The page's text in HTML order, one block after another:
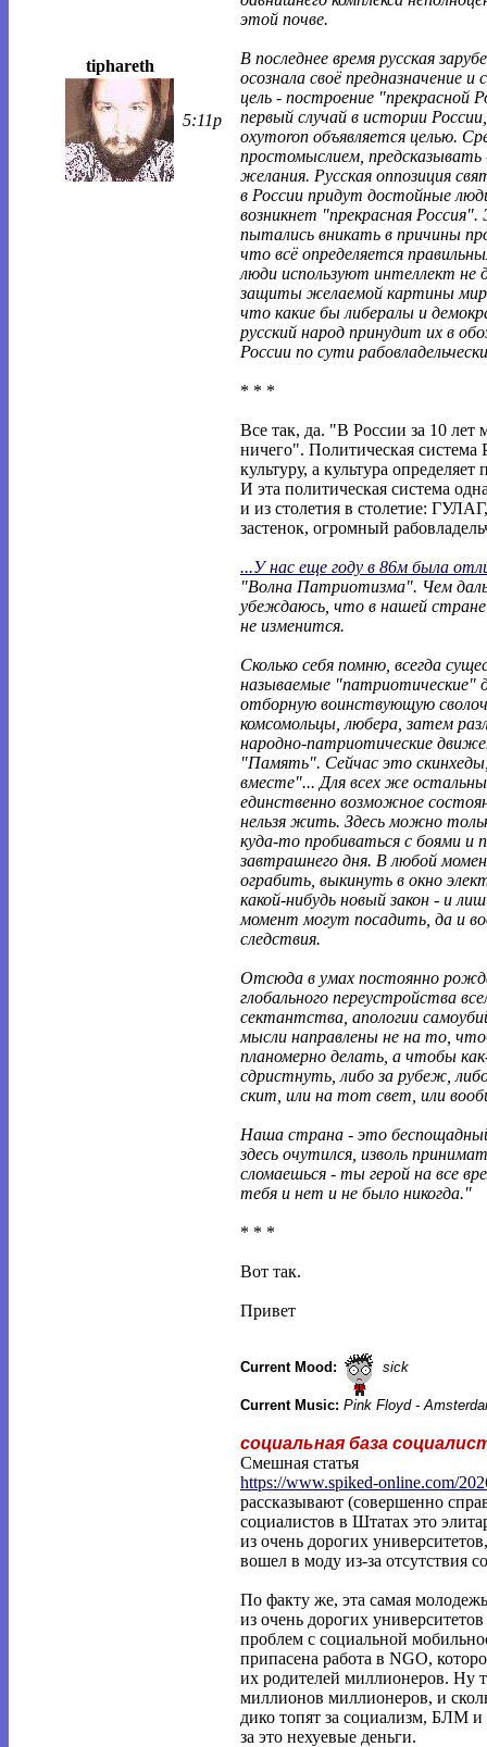
tiphareth
5:11p
этой почве.
В последнее время русская
осознала своё предназначение и
цель - построение "прекрасной
первый случай в истории России,
oxymoron объявляется целью.
простомыслием, предсказывать
желания. Русская оппозиция
в России придут достойные
возникнет "прекрасная
пытались вникать в причины
что всё определяется
люди используют интеллект не
защиты желаемой картины
что какие бы либералы и
русский народ принудит их в
России по сути
* * *
Все так, да. "В России за 10 лет
ничего". Политическая система
культуру, а культура
И эта политическая система
и из столетия в столетие:
застенок, огромный
...У нас еще году в 86м была
"Волна Патриотизма". Чем
убеждаюсь, что в нашей стране
не изменится.
Сколько себя помню, всегда
называемые "патриотические"
отборную воинствующую
комсомольцы, любера, затем
народно-патриотические
"Память". Сейчас это
вместе"... Для всех же
единственно возможное
нельзя жить. Здесь можно
куда-то пробиваться с боями и
завтрашнего дня. В любой
ограбить, выкинуть в окно
какой-нибудь новый закон - и
момент могут посадить, да и
следствия.
Отсюда в умах постоянно
глобального переустройства
сектантства, апологии
мысли направлены не на то,
планомерно делать, а чтобы
сдристнуть, либо за рубеж,
скит, или на тот свет, или
Наша страна - это
здесь очутился, изволь
сломаешься - ты герой на все
тебя и нет и не было никогда.''
* * *
Вот так.
Привет
Current Mood: sick
Current Music: Pink Floyd -
социальная база
Смешная статья
https://www.spiked-online.com/
рассказывают (совершенно
социалистов в Штатах это
из очень дорогих
вошел в моду из-за отсутствия
По факту же, эта самая
из очень дорогих
проблем с социальной
припасена работа в NGO,
их родителей миллионеров. Ну
миллионов миллионеров, и
дико топят за социализм, БЛМ и
за это нехуевые деньги.